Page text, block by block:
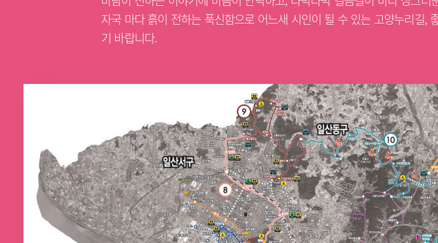
자국 마다 흙이 전하는 푹신함으로 어느새 시인이 될 수 있는 고양누리길,
기 바랍니다.